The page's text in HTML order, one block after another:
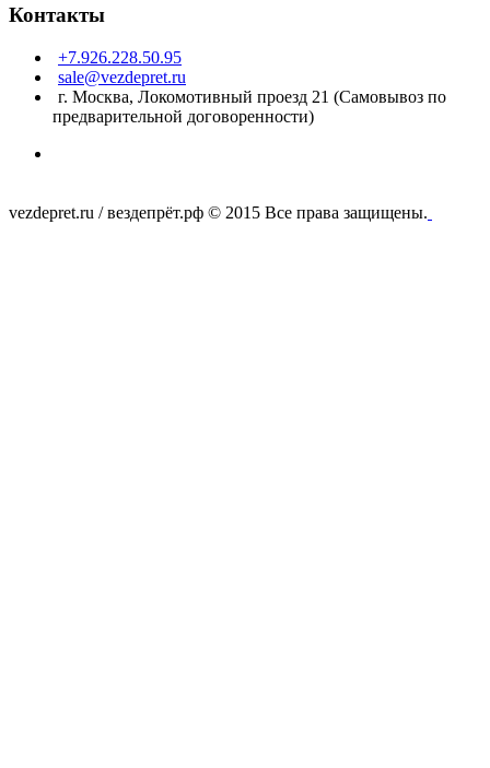
Контакты
+7.926.228.50.95
sale@vezdepret.ru
г. Москва, Локомотивный проезд 21 (Самовывоз по
предварительной договоренности)
vezdepret.ru / вездепрёт.рф © 2015 Все права защищены.